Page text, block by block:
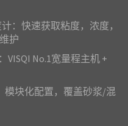
：快速获取粘度，浓度，
护
VISQI No.1宽量程主机 +
模块化配置，覆盖砂浆/混